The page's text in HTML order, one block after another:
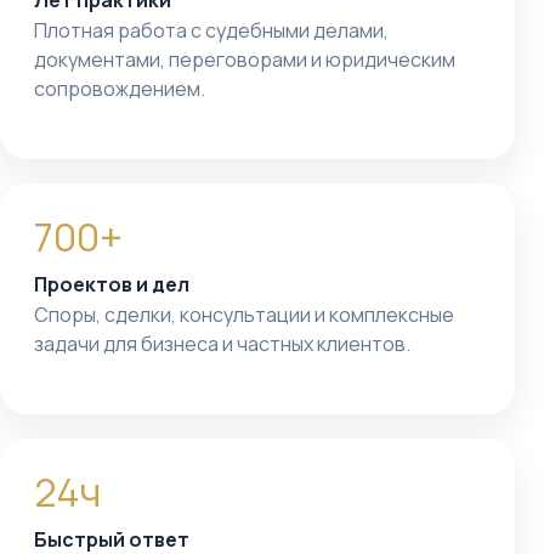
Плотная работа с судебными делами,
документами, переговорами и юридическим
сопровождением.
700+
Проектов и дел
Споры, сделки, консультации и комплексные
задачи для бизнеса и частных клиентов.
24ч
Быстрый ответ